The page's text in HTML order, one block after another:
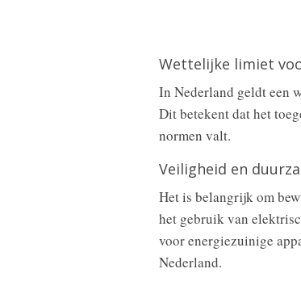
Wettelijke limiet
In Nederland geldt een
Dit betekent dat het
normen valt.
Veiligheid en
Het is belangrijk om
het gebruik van
voor energiezuinige
Nederland.